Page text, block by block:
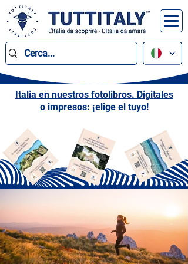
Italia en nuestros fotolibros. Digitales
o impresos: ¡elige el tuyo!